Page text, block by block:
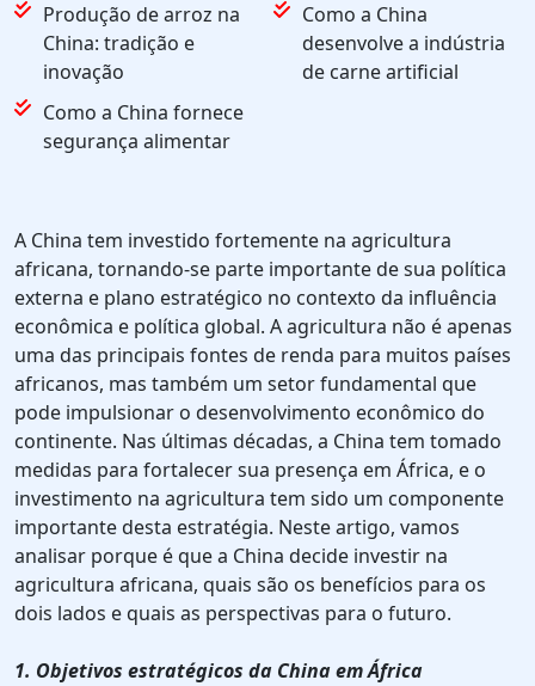
Produção de arroz na
China: tradição e
inovação
Como a China
desenvolve a indústria
de carne artificial
Como a China fornece
segurança alimentar
A China tem investido fortemente na agricultura
africana, tornando-se parte importante de sua política
externa e plano estratégico no contexto da influência
econômica e política global. A agricultura não é apenas
uma das principais fontes de renda para muitos países
africanos, mas também um setor fundamental que
pode impulsionar o desenvolvimento econômico do
continente. Nas últimas décadas, a China tem tomado
medidas para fortalecer sua presença em África, e o
investimento na agricultura tem sido um componente
importante desta estratégia. Neste artigo, vamos
analisar porque é que a China decide investir na
agricultura africana, quais são os benefícios para os
dois lados e quais as perspectivas para o futuro.
1. Objetivos estratégicos da China em África